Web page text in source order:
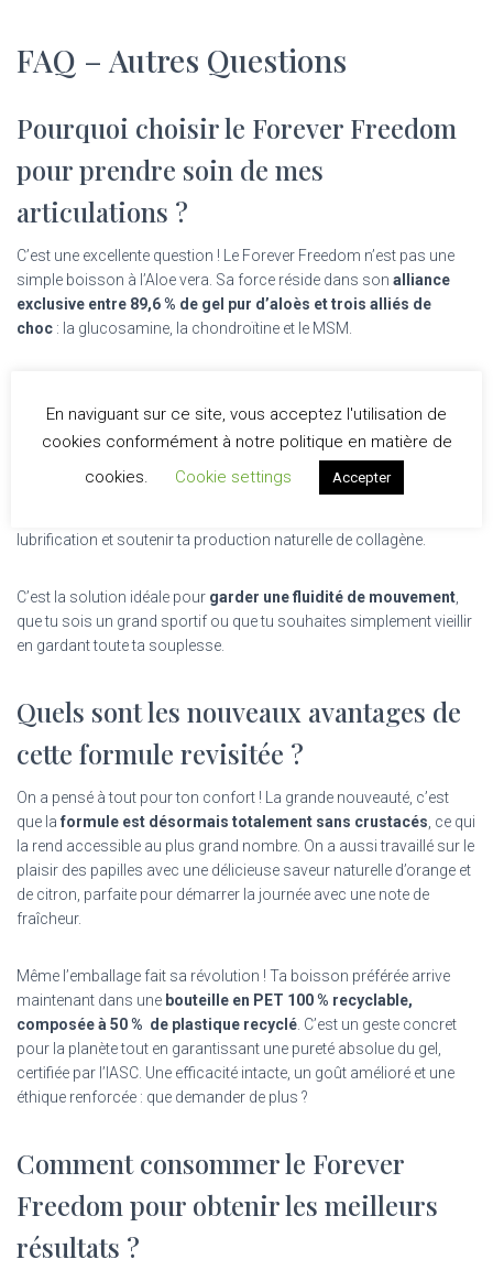
FAQ – Autres Questions
Pourquoi choisir le Forever Freedom
pour prendre soin de mes
articulations ?
C’est une excellente question ! Le Forever Freedom n’est pas une
simple boisson à l’Aloe vera. Sa force réside dans son alliance
exclusive entre 89,6 % de gel pur d’aloès et trois alliés de
choc : la glucosamine, la chondroïtine et le MSM.
ces nutriments essentiels d’atteindre ton cartilage plus
efficacement qu’avec des comprimés classiques.
Ensemble, ces ingrédients travaillent en synergie pour nourrir tes
lubrification et soutenir ta production naturelle de collagène.
C’est la solution idéale pour garder une fluidité de mouvement,
que tu sois un grand sportif ou que tu souhaites simplement vieillir
en gardant toute ta souplesse.
Quels sont les nouveaux avantages de
cette formule revisitée ?
On a pensé à tout pour ton confort ! La grande nouveauté, c’est
que la formule est désormais totalement sans crustacés, ce qui
la rend accessible au plus grand nombre. On a aussi travaillé sur le
plaisir des papilles avec une délicieuse saveur naturelle d’orange et
de citron, parfaite pour démarrer la journée avec une note de
fraîcheur.
Même l’emballage fait sa révolution ! Ta boisson préférée arrive
maintenant dans une bouteille en PET 100 % recyclable,
composée à 50 % de plastique recyclé. C’est un geste concret
pour la planète tout en garantissant une pureté absolue du gel,
certifiée par l’IASC. Une efficacité intacte, un goût amélioré et une
éthique renforcée : que demander de plus ?
Comment consommer le Forever
Freedom pour obtenir les meilleurs
résultats ?
En naviguant sur ce site, vous acceptez l'utilisation de
cookies conformément à notre politique en matière de
cookies.
Cookie settings Accepter